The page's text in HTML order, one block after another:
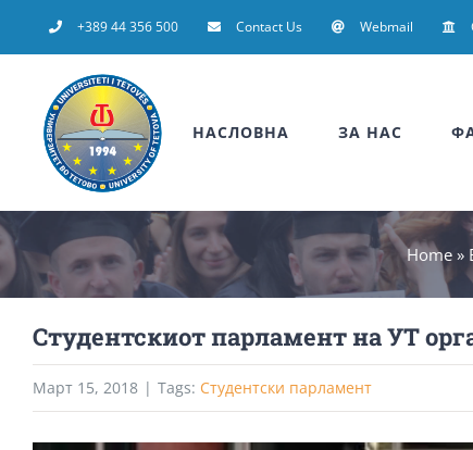
to
+389 44 356 500 Contact Us Webmail
НАСЛОВНА ЗА НАС
Home »
Студентскиот парламент на УТ
Март 15, 2018 | Tags: Студентски парламент